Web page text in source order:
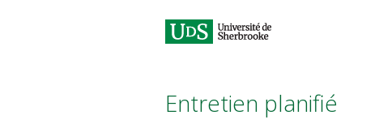
Entretien planifié